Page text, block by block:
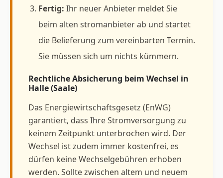
Fertig: Ihr neuer Anbieter meldet Sie
beim alten stromanbieter ab und startet
die Belieferung zum vereinbarten Termin.
Sie müssen sich um nichts kümmern.
Rechtliche Absicherung beim Wechsel in
Halle (Saale)
Das Energiewirtschaftsgesetz (EnWG)
garantiert, dass Ihre Stromversorgung zu
keinem Zeitpunkt unterbrochen wird. Der
Wechsel ist zudem immer kostenfrei, es
dürfen keine Wechselgebühren erhoben
werden. Sollte zwischen altem und neuem